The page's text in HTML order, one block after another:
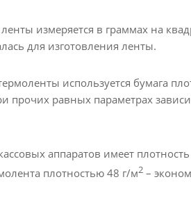
измеряется в граммах на
для изготовления ленты.
используется бумага
прочих равных параметрах
аппаратов имеет
плотностью 48 г/м2 –